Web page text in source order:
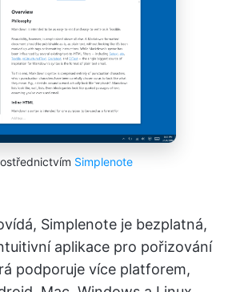
Simplenote
Simplenote je bezplatná,
aplikace pro pořizování
podporuje více platforem,